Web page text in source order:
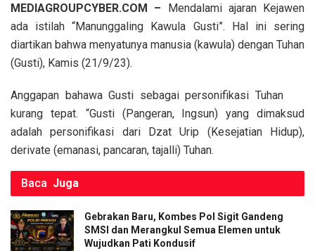
ce
b
o
k
tt
er
ail at
s
A
p
p
py
Li
k
ar
e
MEDIAGROUPCYBER.COM – Mendalami ajaran Kejawen
ada istilah “Manunggaling Kawula Gusti”. Hal ini sering
diartikan bahwa menyatunya manusia (kawula) dengan Tuhan
(Gusti), Kamis (21/9/23).
Anggapan bahawa Gusti sebagai personifikasi Tuhan
kurang tepat. “Gusti (Pangeran, Ingsun) yang dimaksud
adalah personifikasi dari Dzat Urip (Kesejatian Hidup),
derivate (emanasi, pancaran, tajalli) Tuhan.
Baca Juga
Gebrakan Baru, Kombes Pol Sigit Gandeng
SMSI dan Merangkul Semua Elemen untuk
Wujudkan Pati Kondusif